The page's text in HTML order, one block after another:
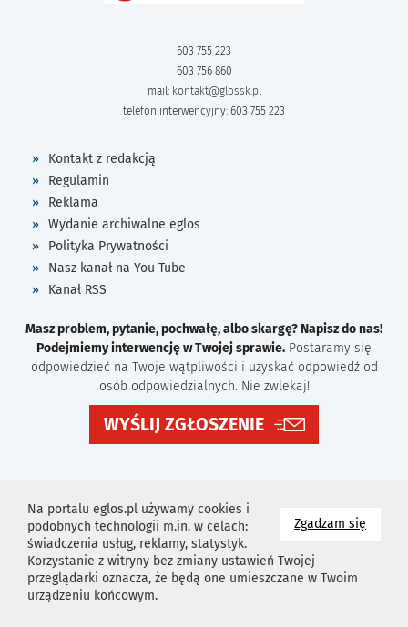
Zgadzam się
Na portalu eglos.pl używamy cookies i
podobnych technologii m.in. w celach:
świadczenia usług, reklamy, statystyk.
Korzystanie z witryny bez zmiany ustawień Twojej
przeglądarki oznacza, że będą one umieszczane w Twoim
urządzeniu końcowym.
603 755 223
603 756 860
mail: kontakt@glossk.pl
telefon interwencyjny: 603 755 223
Kontakt z redakcją
Regulamin
Reklama
Wydanie archiwalne eglos
Polityka Prywatności
Nasz kanał na You Tube
Kanał RSS
Masz problem, pytanie, pochwałę, albo skargę? Napisz do nas!
Podejmiemy interwencję w Twojej sprawie. Postaramy się
odpowiedzieć na Twoje wątpliwości i uzyskać odpowiedź od
osób odpowiedzialnych. Nie zwlekaj!
WYŚLIJ ZGŁOSZENIE
Projekt i wykonanie